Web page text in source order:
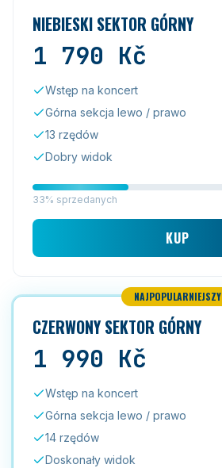
NIEBIESKI SEKTOR GÓRNY
1 790 Kč
Wstęp na koncert
Górna sekcja lewo / prawo
13 rzędów
Dobry widok
33% sprzedanych
KUP
NAJPOPULARNIEJSZY
CZERWONY SEKTOR GÓRNY
1 990 Kč
Wstęp na koncert
Górna sekcja lewo / prawo
14 rzędów
Doskonały widok